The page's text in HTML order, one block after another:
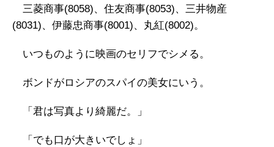
三菱商事(8058)、住友商事(8053)、三井物産
(8031)、伊藤忠商事(8001)、丸紅(8002)。
いつものように映画のセリフでシメる。
ボンドがロシアのスパイの美女にいう。
「君は写真より綺麗だ。」
「でも口が大きいでしょ」